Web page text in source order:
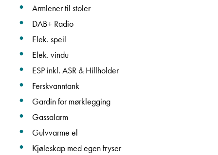
Armlener til stoler
DAB+ Radio
Elek. speil
Elek. vindu
ESP inkl. ASR & Hillholder
Ferskvanntank
Gardin for mørklegging
Gassalarm
Gulvvarme el
Kjøleskap med egen fryser